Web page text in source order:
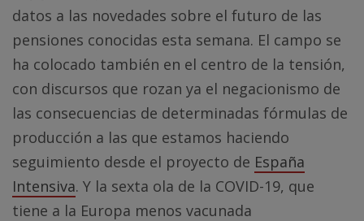
datos a las novedades sobre el futuro de las
pensiones conocidas esta semana. El campo se
ha colocado también en el centro de la tensión,
con discursos que rozan ya el negacionismo de
las consecuencias de determinadas fórmulas de
producción a las que estamos haciendo
seguimiento desde el proyecto de España
Intensiva. Y la sexta ola de la COVID-19, que
tiene a la Europa menos vacunada